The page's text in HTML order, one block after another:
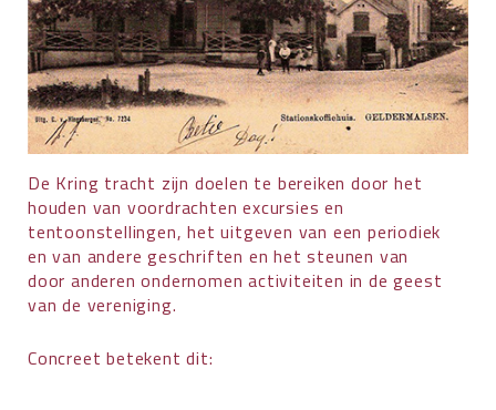
De Kring tracht zijn doelen te bereiken door het
houden van voordrachten excursies en
tentoonstellingen, het uitgeven van een periodiek
en van andere geschriften en het steunen van
door anderen ondernomen activiteiten in de geest
van de vereniging.
Concreet betekent dit: